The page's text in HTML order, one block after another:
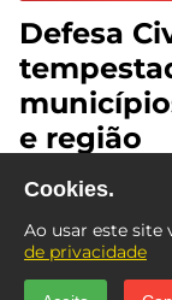
Defesa
e região
Cookies.
Ao usar este site
de privacidade